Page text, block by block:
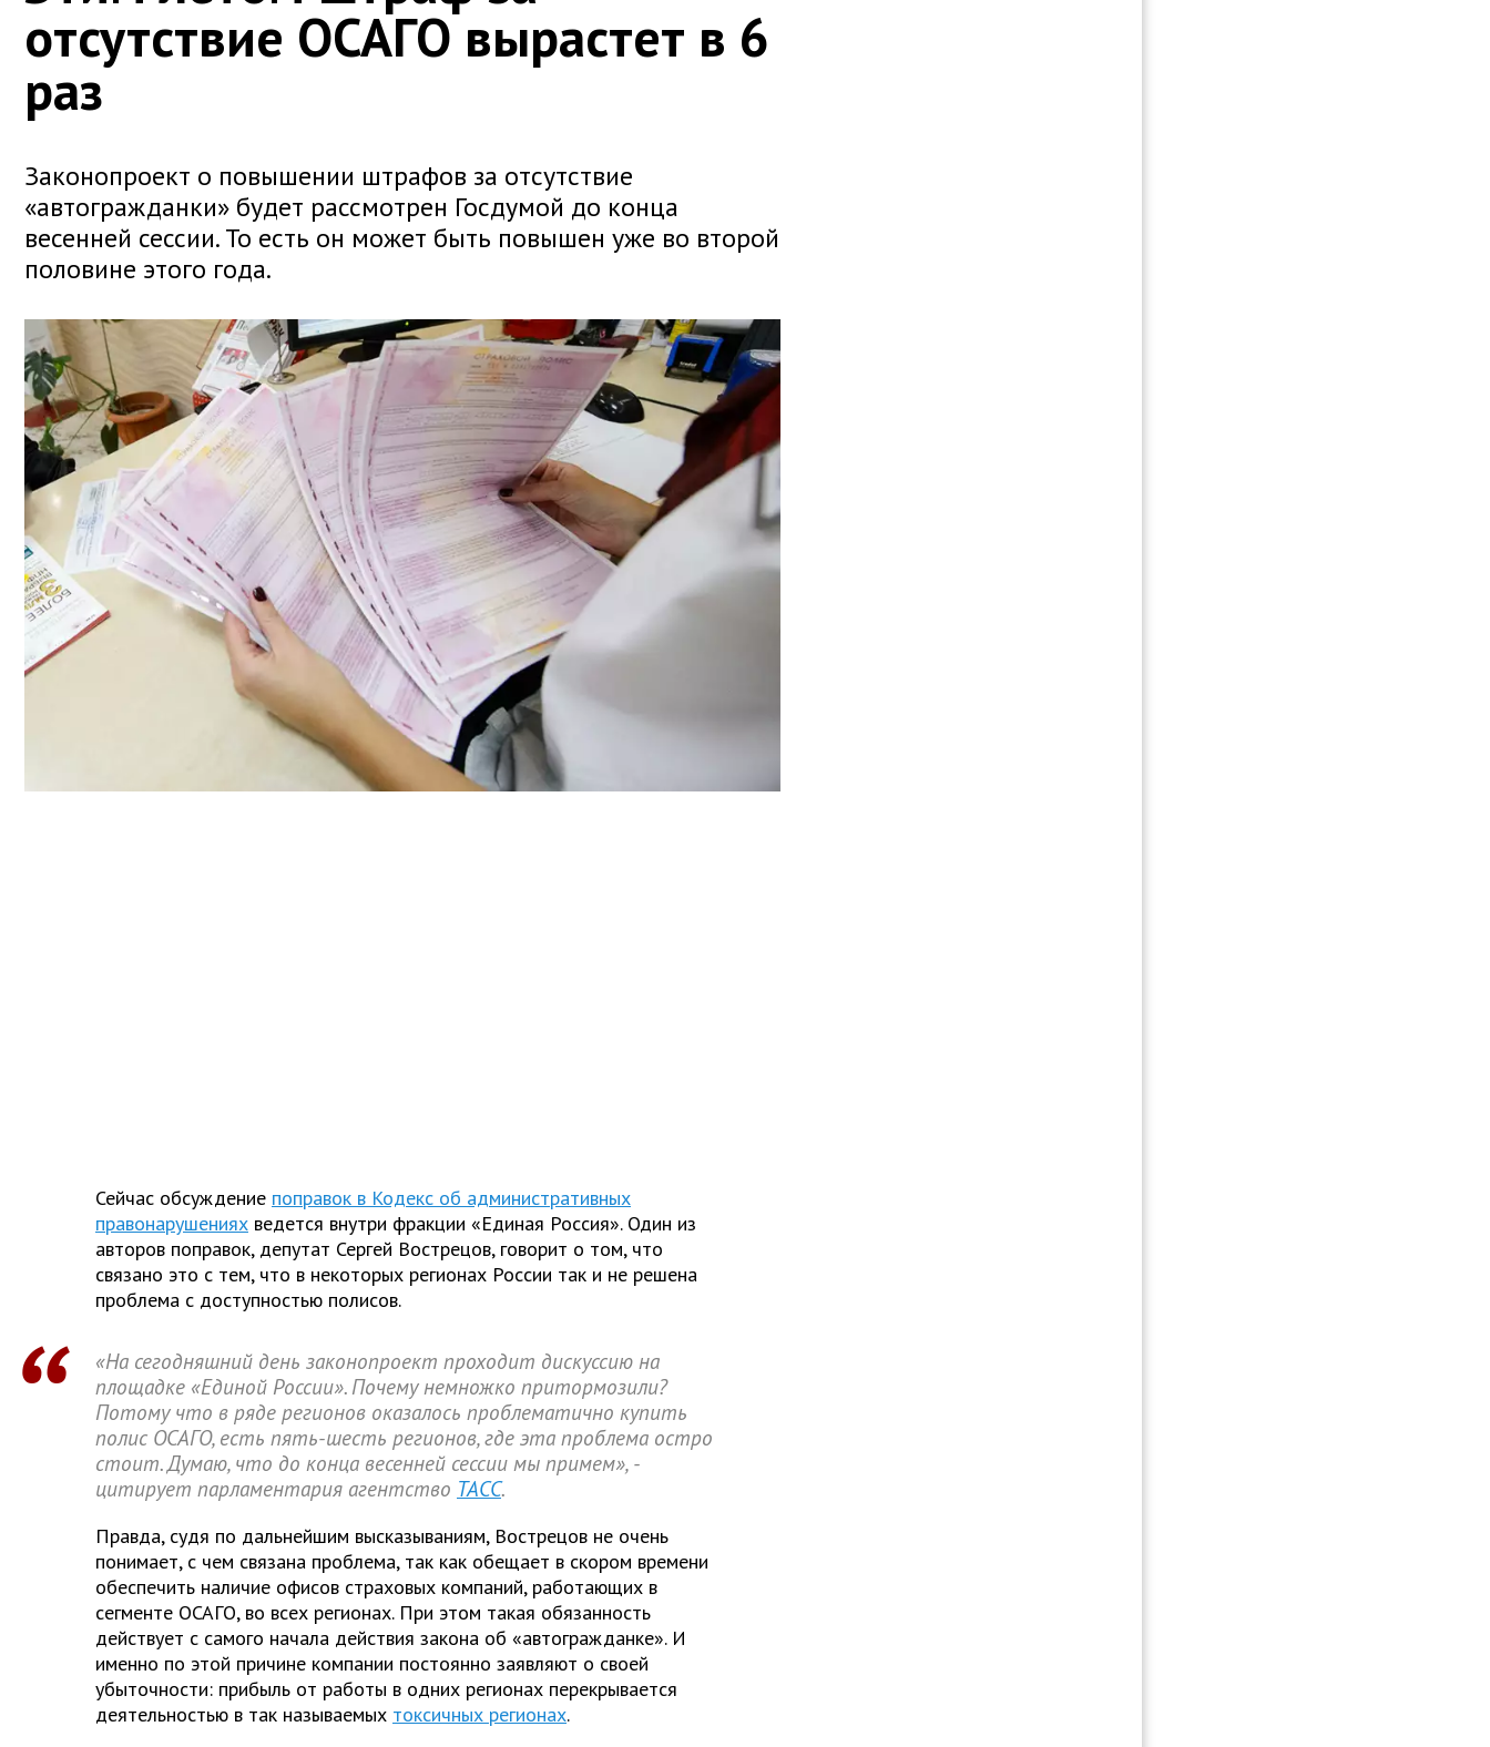
отсутствие ОСАГО вырастет в 6
раз
Законопроект о повышении штрафов за отсутствие
«автогражданки» будет рассмотрен Госдумой до конца
весенней сессии. То есть он может быть повышен уже во второй
половине этого года.
Сейчас обсуждение поправок в Кодекс об административных
правонарушениях ведется внутри фракции «Единая Россия». Один из
авторов поправок, депутат Сергей Вострецов, говорит о том, что
связано это с тем, что в некоторых регионах России так и не решена
проблема с доступностью полисов.
«На сегодняшний день законопроект проходит дискуссию на
площадке «Единой России». Почему немножко притормозили?
Потому что в ряде регионов оказалось проблематично купить
полис ОСАГО, есть пять-шесть регионов, где эта проблема остро
стоит. Думаю, что до конца весенней сессии мы примем», -
цитирует парламентария агентство ТАСС.
Правда, судя по дальнейшим высказываниям, Вострецов не очень
понимает, с чем связана проблема, так как обещает в скором времени
обеспечить наличие офисов страховых компаний, работающих в
сегменте ОСАГО, во всех регионах. При этом такая обязанность
действует с самого начала действия закона об «автогражданке». И
именно по этой причине компании постоянно заявляют о своей
убыточности: прибыль от работы в одних регионах перекрывается
деятельностью в так называемых токсичных регионах.